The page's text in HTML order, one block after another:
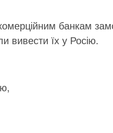
банкам
вивести їх у Росію.